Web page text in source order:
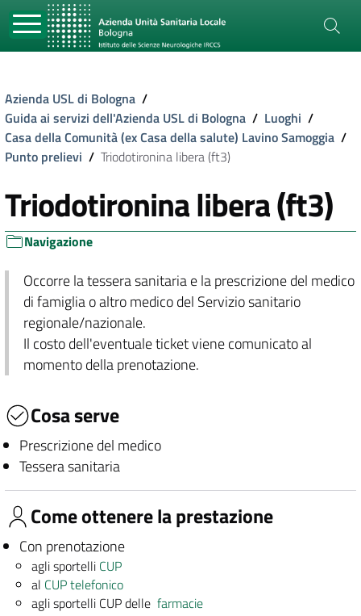
Azienda USL di Bologna /
Guida ai servizi dell'Azienda USL di Bologna / Luoghi /
Casa della Comunità (ex Casa della salute) Lavino Samoggia /
Punto prelievi / Triodotironina libera (ft3)
Triodotironina libera (ft3)
Navigazione
Occorre la tessera sanitaria e la prescrizione del medico
di famiglia o altro medico del Servizio sanitario
regionale/nazionale.
Il costo dell'eventuale ticket viene comunicato al
momento della prenotazione.
Cosa serve
Prescrizione del medico
Tessera sanitaria
Come ottenere la prestazione
Con prenotazione
agli sportelli CUP
al CUP telefonico
agli sportelli CUP dellefarmacie